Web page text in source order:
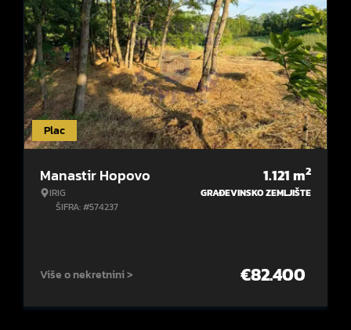
Plac
Manastir Hopovo
IRIG
ŠIFRA: #574237
1.121m2
GRAĐEVINSKO ZEMLJIŠTE
Više o nekretnini > €82.400